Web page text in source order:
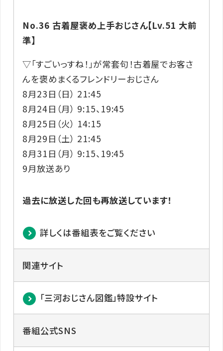
No.36 古着屋褒め上手おじさん【Lv.51 大前
準】
▽「すごいっすね！」が常套句！古着屋でお客さ
んを褒めまくるフレンドリーおじさん
8月23日（日） 21:45
8月24日（月） 9:15、19:45
8月25日（火） 14:15
8月29日（土） 21:45
8月31日（月） 9:15、19:45
9月放送あり
過去に放送した回も再放送しています！
詳しくは番組表をご覧ください
関連サイト
「三河おじさん図鑑」特設サイト
番組公式SNS